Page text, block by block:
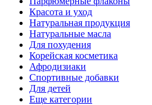
Красота и уход
Натуральная продукция
Натуральные масла
Для похудения
Корейская косметика
Афродизиаки
Спортивные добавки
Для детей
Еще категории